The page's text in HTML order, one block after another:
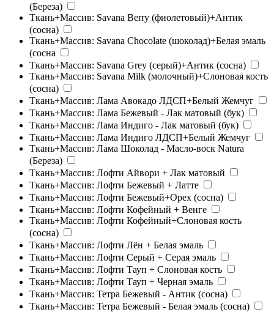
(Береза)
Ткань+Массив: Savana Berry (фиолетовый)+Антик
(сосна)
Ткань+Массив: Savana Chocolate (шоколад)+Белая эмаль
(сосна
Ткань+Массив: Savana Grey (серый)+Антик (сосна)
Ткань+Массив: Savana Milk (молочный)+Слоновая кость
(сосна)
Ткань+Массив: Лама Авокадо ЛДСП+Белый Жемчуг
Ткань+Массив: Лама Бежевый - Лак матовый (бук)
Ткань+Массив: Лама Индиго - Лак матовый (бук)
Ткань+Массив: Лама Индиго ЛДСП+Белый Жемчуг
Ткань+Массив: Лама Шоколад - Масло-воск Natura
(Береза)
Ткань+Массив: Лофти Айвори + Лак матовый
Ткань+Массив: Лофти Бежевый + Латте
Ткань+Массив: Лофти Бежевый+Орех (сосна)
Ткань+Массив: Лофти Кофейный + Венге
Ткань+Массив: Лофти Кофейный+Слоновая кость
(сосна)
Ткань+Массив: Лофти Лён + Белая эмаль
Ткань+Массив: Лофти Серый + Серая эмаль
Ткань+Массив: Лофти Тауп + Слоновая кость
Ткань+Массив: Лофти Тауп + Черная эмаль
Ткань+Массив: Тетра Бежевый - Антик (сосна)
Ткань+Массив: Тетра Бежевый - Белая эмаль (сосна)